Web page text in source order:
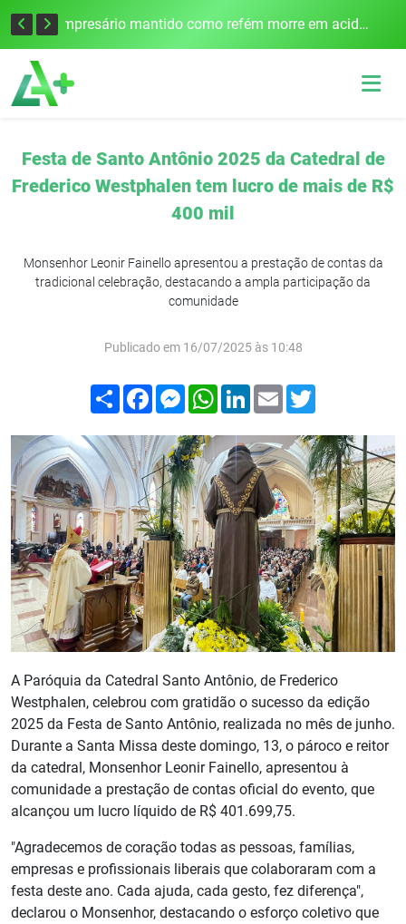
Edital para construção de ponte entre Itapiranga e Barra do Guarita deve ser lançado no segundo semestre Empresário mantido como refém morre em acidente após assalto em Cerro Largo
Festa de Santo Antônio 2025 da Catedral de
Frederico Westphalen tem lucro de mais de R$
400 mil
Monsenhor Leonir Fainello apresentou a prestação de contas da
tradicional celebração, destacando a ampla participação da
comunidade
Publicado em 16/07/2025 às 10:48
Compartilhar
FacebookMessenger
WhatsApp
LinkedIn
Email
A Paróquia da Catedral Santo Antônio, de Frederico
Westphalen, celebrou com gratidão o sucesso da edição
2025 da Festa de Santo Antônio, realizada no mês de junho.
Durante a Santa Missa deste domingo, 13, o pároco e reitor
da catedral, Monsenhor Leonir Fainello, apresentou à
comunidade a prestação de contas oficial do evento, que
alcançou um lucro líquido de R$ 401.699,75.
"Agradecemos de coração todas as pessoas, famílias,
empresas e profissionais liberais que colaboraram com a
festa deste ano. Cada ajuda, cada gesto, fez diferença",
declarou o Monsenhor, destacando o esforço coletivo que